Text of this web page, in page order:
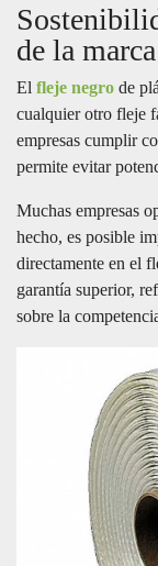
de la marca
El fleje negro de
cualquier otro fleje
empresas cumplir
permite evitar
Muchas empresas
hecho, es posible
directamente en el
garantía superior,
sobre la